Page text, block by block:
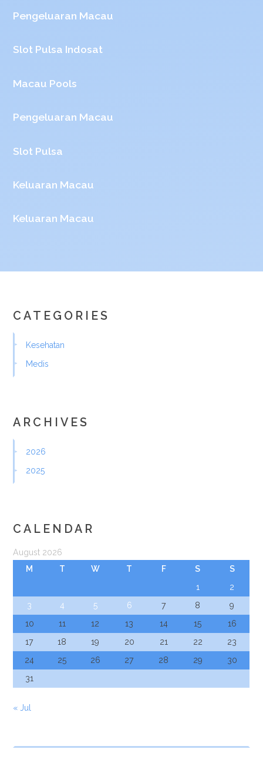
Pengeluaran Macau
Slot Pulsa Indosat
Macau Pools
Pengeluaran Macau
Slot Pulsa
Keluaran Macau
Keluaran Macau
CATEGORIES
Kesehatan
Medis
ARCHIVES
2026
2025
CALENDAR
August 2026
M
T W T F S
S
1
2
3
4 5 6 7 8
9
10
11 12 13 14 15
16
17
18 19 20 21 22
23
24
25 26 27 28 29
30
31
« Jul